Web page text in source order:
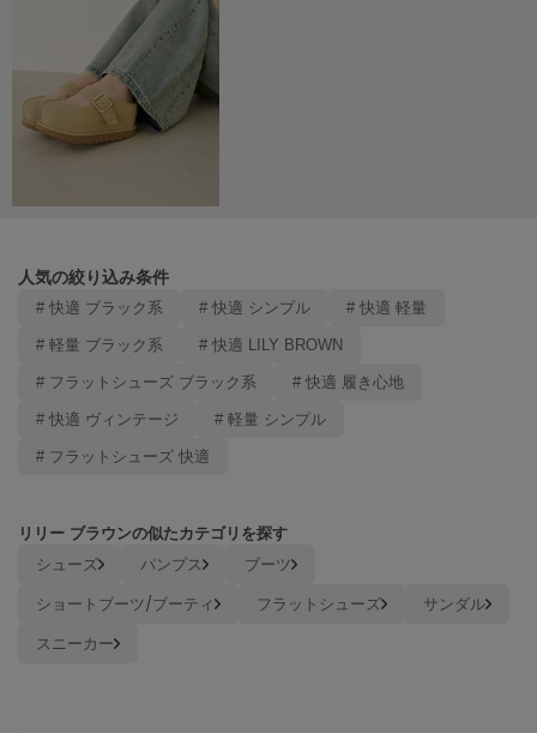
モワージュ
MUCHA
ミュシャ
nezu
NIKE
ナイキ
ナウンス
ヌル
オン
人気の絞り込み条件
# 快適 ブラック系 # 快適 シンプル # 快適 軽量
# 軽量 ブラック系 # 快適 LILY BROWN
# フラットシューズ ブラック系 # 快適 履き心地
# 快適 ヴィンテージ # 軽量 シンプル
# フラットシューズ 快適
リリー ブラウンの似たカテゴリを探す
シューズ パンプス
ブーツ
ショートブーツ/ブーティ
フラットシューズ
サンダル
スニーカー